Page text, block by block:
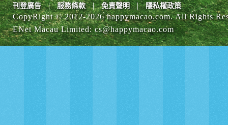
刊登廣告 | 服務條款 | 免責聲明 | 隱私權政策
CopyRight © 2012-2026 happymacao.com. All Rights
ENet Macau Limited:cs@happymacao.com